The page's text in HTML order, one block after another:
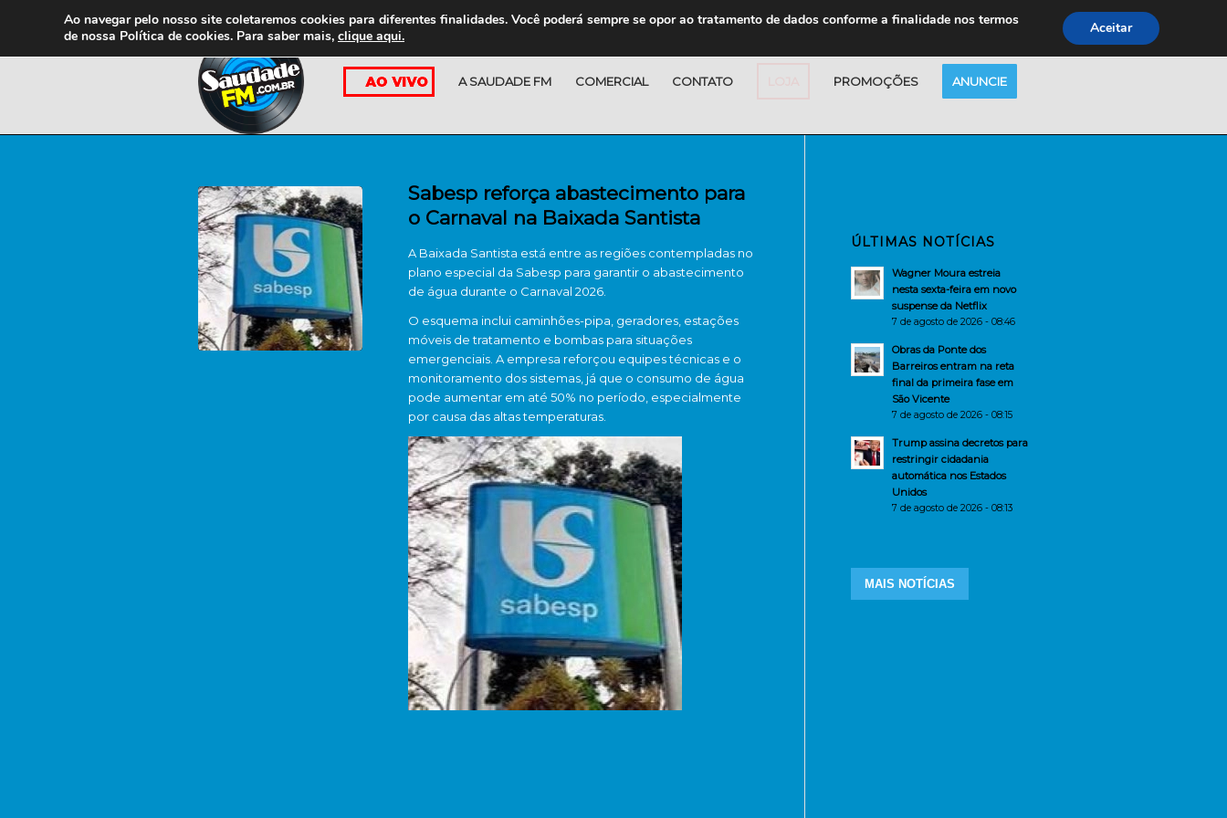
A SAUDADE FM COMERCIAL CONTATO PROMOÇÕES ANUNCIE
Sabesp reforça abastecimento para
o Carnaval na Baixada Santista
A Baixada Santista está entre as regiões contempladas no
plano especial da Sabesp para garantir o abastecimento
de água durante o Carnaval 2026.
O esquema inclui caminhões-pipa, geradores, estações
móveis de tratamento e bombas para situações
emergenciais. A empresa reforçou equipes técnicas e o
monitoramento dos sistemas, já que o consumo de água
pode aumentar em até 50% no período, especialmente
por causa das altas temperaturas.
ÚLTIMAS NOTÍCIAS
Wagner Moura estreia
nesta sexta-feira em novo
suspense da Netflix
7 de agosto de 2026 - 08:46
Obras da Ponte dos
Barreiros entram na reta
final da primeira fase em
São Vicente
7 de agosto de 2026 - 08:15
Trump assina decretos para
restringir cidadania
automática nos Estados
Unidos
7 de agosto de 2026 - 08:13
MAIS NOTÍCIAS
Ao navegar pelo nosso site coletaremos cookies para diferentes finalidades. Você poderá sempre se opor ao tratamento de dados conforme a finalidade nos termos
de nossa Política de cookies. Para saber mais, clique aqui. Aceitar